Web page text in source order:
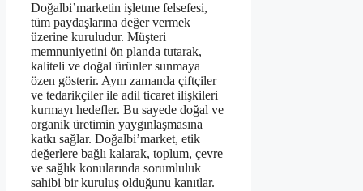
Doğalbi’marketin işletme felsefesi,
tüm paydaşlarına değer vermek
üzerine kuruludur. Müşteri
memnuniyetini ön planda tutarak,
kaliteli ve doğal ürünler sunmaya
özen gösterir. Aynı zamanda çiftçiler
ve tedarikçiler ile adil ticaret ilişkileri
kurmayı hedefler. Bu sayede doğal ve
organik üretimin yaygınlaşmasına
katkı sağlar. Doğalbi’market, etik
değerlere bağlı kalarak, toplum, çevre
ve sağlık konularında sorumluluk
sahibi bir kuruluş olduğunu kanıtlar.